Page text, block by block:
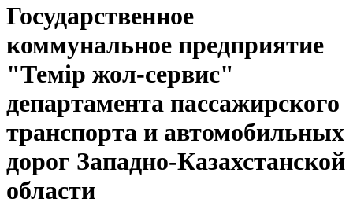
Государственное
коммунальное предприятие
"Темір жол-сервис"
департамента пассажирского
транспорта и автомобильных
дорог Западно-Казахстанской
области